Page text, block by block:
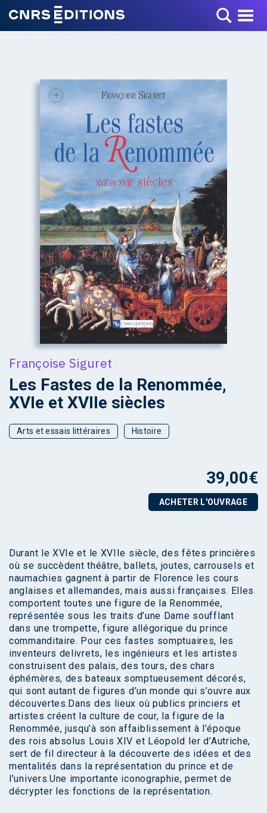
Toggle Menu
+
Françoise Siguret
Les Fastes de la Renommée,
XVIe et XVIIe siècles
Arts et essais littéraires Histoire
39,00€
ACHETER L'OUVRAGE
Durant le XVIe et le XVIIe siècle, des fêtes princières
où se succèdent théâtre, ballets, joutes, carrousels et
naumachies gagnent à partir de Florence les cours
anglaises et allemandes, mais aussi françaises. Elles
comportent toutes une figure de la Renommée,
représentée sous les traits d’une Dame soufflant
dans une trompette, figure allégorique du prince
commanditaire. Pour ces fastes somptuaires, les
inventeurs delivrets, les ingénieurs et les artistes
construisent des palais, des tours, des chars
éphémères, des bateaux somptueusement décorés,
qui sont autant de figures d’un monde qui s’ouvre aux
découvertes.Dans des lieux où publics princiers et
artistes créent la culture de cour, la figure de la
Renommée, jusqu’à son affaiblissement à l’époque
des rois absolus Louis XIV et Léopold Ier d’Autriche,
sert de fil directeur à la découverte des idées et des
mentalités dans la représentation du prince et de
l’univers.Une importante iconographie, permet de
décrypter les fonctions de la représentation.